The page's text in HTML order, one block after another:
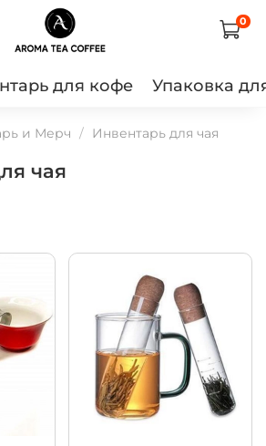
0
для кофе Упаковка
и Мерч Инвентарь для чая
чая